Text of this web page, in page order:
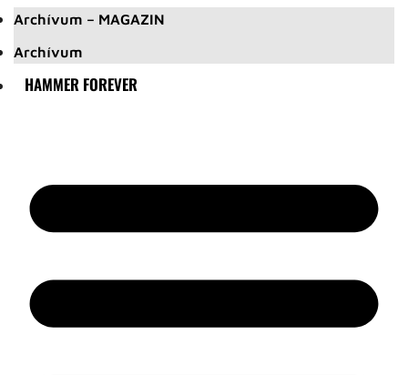
Archívum – MAGAZIN
Archívum
HAMMER FOREVER